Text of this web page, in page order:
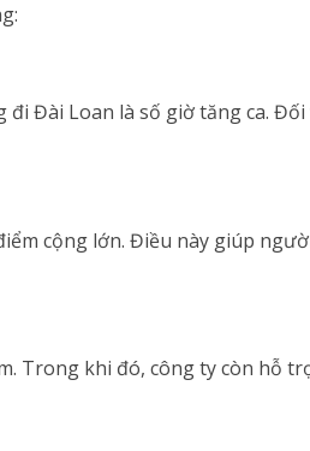
Đài Loan là số giờ tăng ca. Đối
cộng lớn. Điều này giúp
Trong khi đó, công ty còn hỗ